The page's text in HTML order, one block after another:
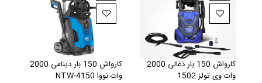
کارواش 150 بار ذغالی 2000
وات وی تولز 1502
کارواش 150 بار دینامی 2000
وات نووا NTW-4150